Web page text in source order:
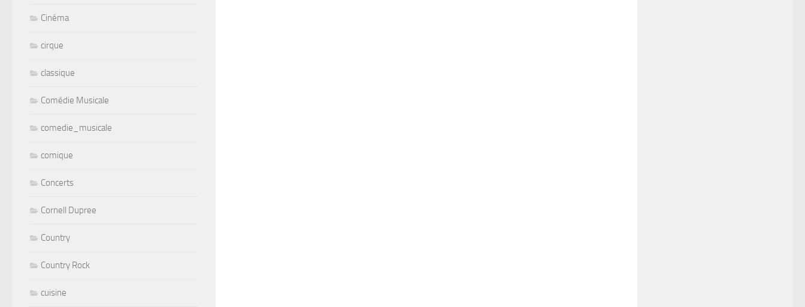
Cinéma
cirque
classique
Comédie Musicale
comedie_musicale
comique
Concerts
Cornell Dupree
Country
Country Rock
cuisine